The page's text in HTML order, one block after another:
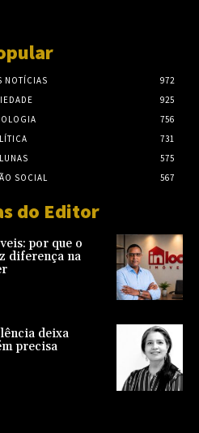
NOTÍCIAS
972
925
756
731
575
SOCIAL
567
do Editor
por que o
diferença na
deixa
precisa